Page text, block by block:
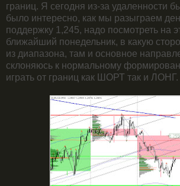
границ. Я сегодня из-за удаленности
было интересно, как мы разыграем
поддержку 1,245, надо посмотреть на
ближайший понедельник, в какую
из диапазона, там и основное
склоняюсь к нормальному
играть от границ как ШОРТ так и ЛОНГ.